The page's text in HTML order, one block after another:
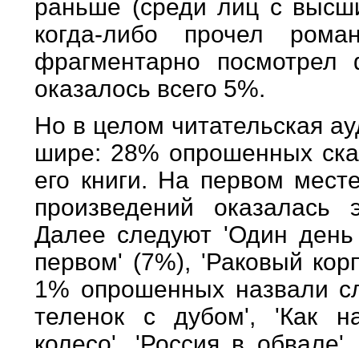
раньше (среди лиц с
когда-либо прочел
фрагментарно посмотрел
оказалось всего 5%.
Но в целом читательская
шире: 28% опрошенных
его книги. На первом
произведений
Далее следуют 'Один
первом' (7%), 'Раковый
1% опрошенных назвали
теленок с дубом', 'Как